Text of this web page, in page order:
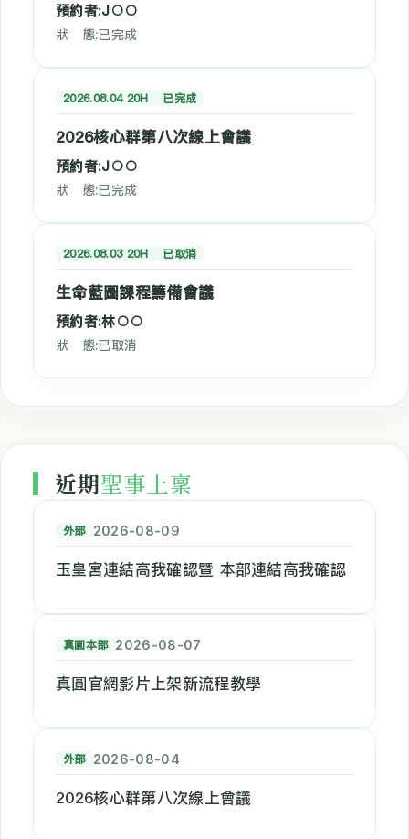
預約者:J○○
狀 態:已完成
2026.08.04 20H 已完成
2026核心群第八次線上會議
預約者:J○○
狀 態:已完成
2026.08.03 20H 已取消
生命藍圖課程籌備會議
預約者:林○○
狀 態:已取消
近期聖事上稟
外部 2026-08-09
玉皇宮連結高我確認暨 本部連結高我確認
真圓本部 2026-08-07
真圓官網影片上架新流程教學
外部 2026-08-04
2026核心群第八次線上會議